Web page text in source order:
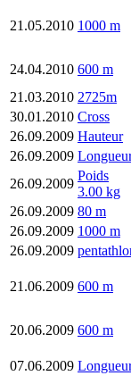
21.05.2010 1000 m
24.04.2010 600 m
21.03.2010 2725m
30.01.2010 Cross
26.09.2009 Hauteur
26.09.2009
26.09.2009
Poids
3.00 kg
26.09.2009 80 m
26.09.2009 1000 m
26.09.2009
21.06.2009 600 m
20.06.2009 600 m
07.06.2009